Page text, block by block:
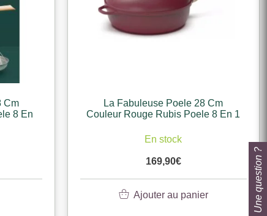
Cm
8 En
La Fabuleuse Poele 28 Cm
Couleur Rouge Rubis Poele 8 En 1
En stock
169,90€
Ajouter au panier Une question ?